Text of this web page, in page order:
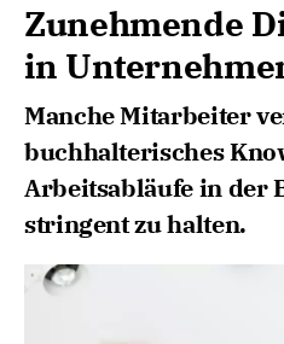
Zunehmende
in
Manche Mitarbeiter
buchhalterisches
Arbeitsabläufe in der
stringent zu halten.